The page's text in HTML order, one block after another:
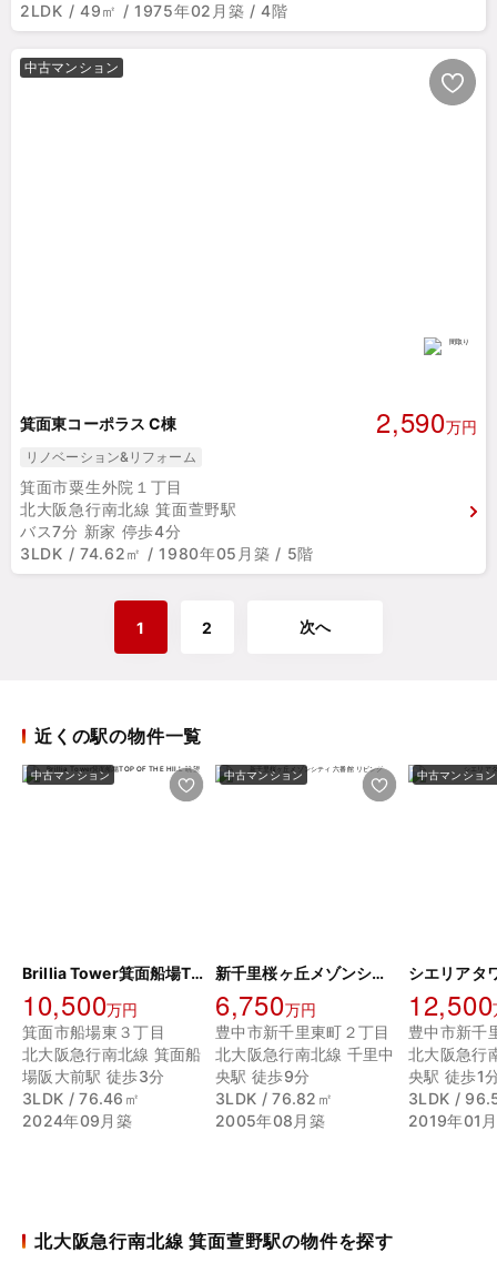
2LDK / 49㎡ / 1975年02月築 / 4階
中古マンション
箕面東コーポラス C棟 2,590万円
リノベーション&リフォーム
箕面市粟生外院１丁目
北大阪急行南北線 箕面萱野駅
バス7分 新家 停歩4分
3LDK / 74.62㎡ / 1980年05月築 / 5階
1 2 次へ
近くの駅の物件一覧
中古マンション
Brillia Tower箕面船場TOP OF THE HILL
10,500万円
箕面市船場東３丁目
北大阪急行南北線 箕面船
場阪大前駅 徒歩3分
3LDK / 76.46㎡
2024年09月築
中古マンション
新千里桜ヶ丘メゾンシティ 六番館
6,750万円
豊中市新千里東町２丁目
北大阪急行南北線 千里中
央駅 徒歩9分
3LDK / 76.82㎡
2005年08月築
中古マンション
シエリアタ
12,500
豊中市新千
北大阪急行
央駅 徒歩1
3LDK /
2019年01
北大阪急行南北線 箕面萱野駅の物件を探す